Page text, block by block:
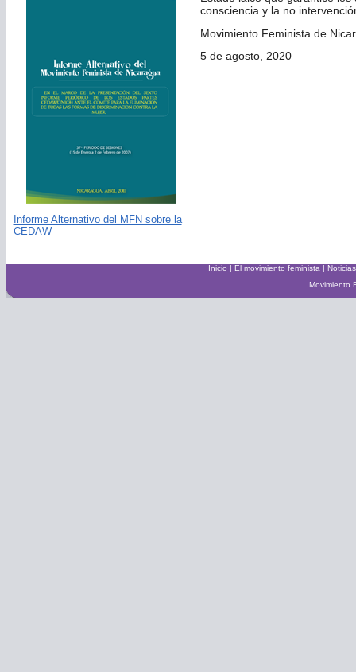
consciencia y la no
Movimiento Feminista de
5 de agosto, 2020
Informe Alternativo del MFN sobre la
CEDAW
Inicio | El movimiento feminista | Noticias
Movimiento